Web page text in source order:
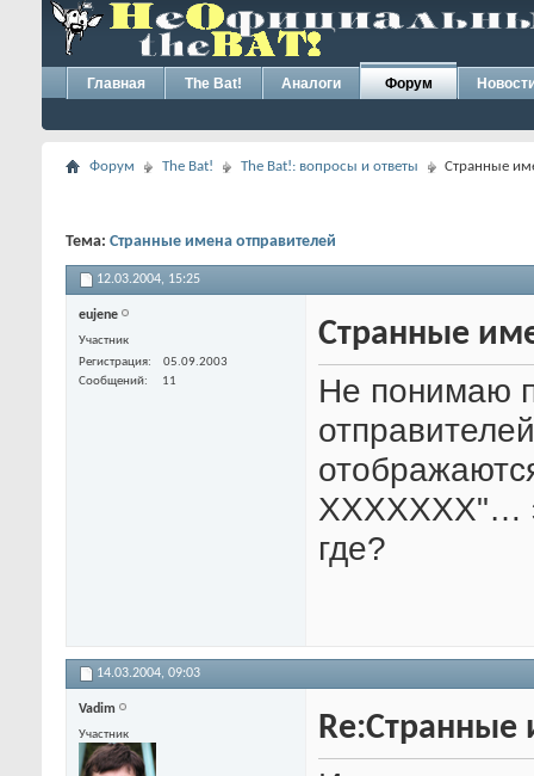
Главная The Bat! Аналоги Форум
Форум The Bat! The Bat!: вопросы и ответы Странные
Тема: Странные имена отправителей
12.03.2004, 15:25
eujene
Участник
Регистрация
05.09.2003
Сообщений
11
Странные
Не понимаю
XXXXXXX"…
где?
14.03.2004, 09:03
Vadim
Участник Re:Странные